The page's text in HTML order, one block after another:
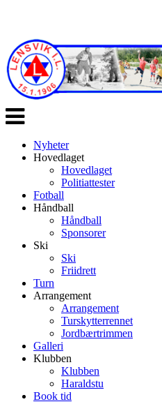
Veksle
navigasjon
Nyheter
Hovedlaget
Hovedlaget
Politiattester
Fotball
Håndball
Håndball
Sponsorer
Ski
Ski
Friidrett
Turn
Arrangement
Arrangement
Turskytterrennet
Jordbærtrimmen
Galleri
Klubben
Klubben
Haraldstu
Book tid